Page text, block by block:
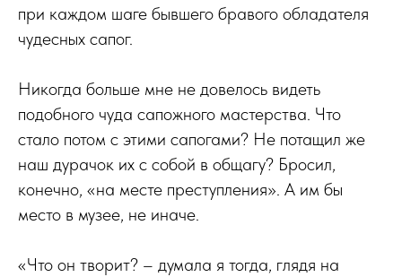
при каждом шаге бывшего бравого обладателя
чудесных сапог.
Никогда больше мне не довелось видеть
подобного чуда сапожного мастерства. Что
стало потом с этими сапогами? Не потащил же
наш дурачок их с собой в общагу? Бросил,
конечно, «на месте преступления». А им бы
место в музее, не иначе.
«Что он творит? – думала я тогда, глядя на